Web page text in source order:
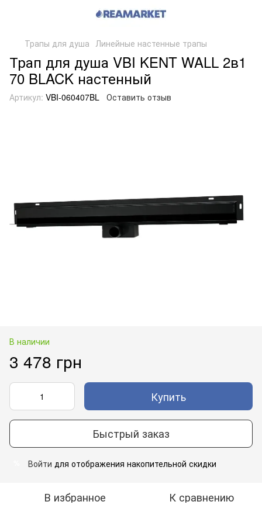
Трапы для душа Линейные настенные трапы
Трап для душа VBI KENT WALL 2в1
70 BLACK настенный
Артикул: VBI-060407BL Оставить отзыв
В наличии
3 478 грн
Купить
Быстрый заказ
Войти для отображения накопительной скидки
В избранное К сравнению